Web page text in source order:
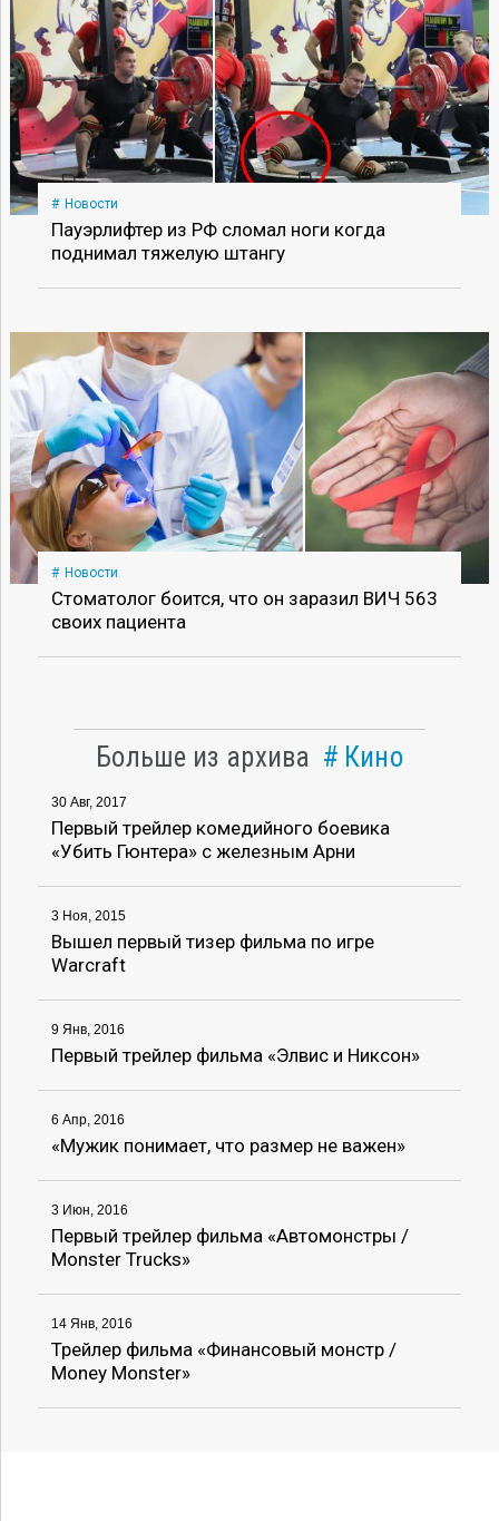
Новости
Пауэрлифтер из РФ сломал ноги когда
поднимал тяжелую штангу
Новости
Стоматолог боится, что он заразил ВИЧ 563
своих пациента
Больше из архива Кино
30 Авг, 2017
Первый трейлер комедийного боевика
«Убить Гюнтера» с железным Арни
3 Ноя, 2015
Вышел первый тизер фильма по игре
Warcraft
9 Янв, 2016
Первый трейлер фильма «Элвис и Никсон»
6 Апр, 2016
«Мужик понимает, что размер не важен»
3 Июн, 2016
Первый трейлер фильма «Автомонстры /
Monster Trucks»
14 Янв, 2016
Трейлер фильма «Финансовый монстр /
Money Monster»